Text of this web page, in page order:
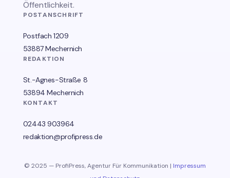
Öffentlichkeit.
POSTANSCHRIFT
Postfach 1209
53887 Mechernich
REDAKTION
St.-Agnes-Straße 8
53894 Mechernich
KONTAKT
02443 903964
redaktion@profipress.de
© 2025 — ProfiPress, Agentur Für Kommunikation | Impressum